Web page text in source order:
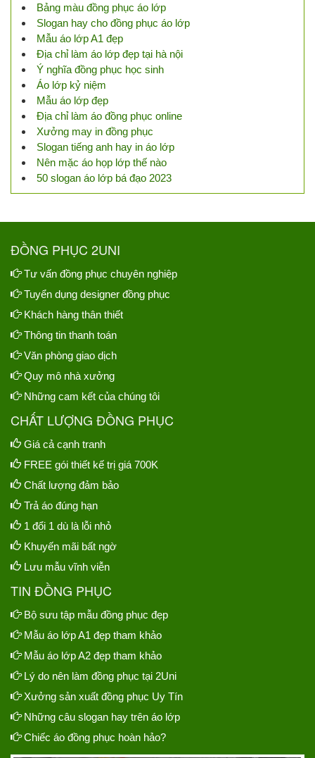
Bảng màu đồng phục áo lớp
Slogan hay cho đồng phục áo lớp
Mẫu áo lớp A1 đẹp
Địa chỉ làm áo lớp đẹp tại hà nội
Ý nghĩa đồng phục học sinh
Áo lớp kỷ niệm
Mẫu áo lớp đẹp
Địa chỉ làm áo đồng phục online
Xưởng may in đồng phục
Slogan tiếng anh hay in áo lớp
Nên mặc áo họp lớp thế nào
50 slogan áo lớp bá đạo 2023
ĐỒNG PHỤC 2UNI
Tư vấn đồng phục chuyên nghiệp
Tuyển dụng designer đồng phục
Khách hàng thân thiết
Thông tin thanh toán
Văn phòng giao dịch
Quy mô nhà xưởng
Những cam kết của chúng tôi
CHẤT LƯỢNG ĐỒNG PHỤC
Giá cả cạnh tranh
FREE gói thiết kế trị giá 700K
Chất lượng đảm bảo
Trả áo đúng hạn
1 đổi 1 dù là lỗi nhỏ
Khuyến mãi bất ngờ
Lưu mẫu vĩnh viễn
TIN ĐỒNG PHỤC
Bộ sưu tập mẫu đồng phục đẹp
Mẫu áo lớp A1 đẹp tham khảo
Mẫu áo lớp A2 đẹp tham khảo
Lý do nên làm đồng phục tại 2Uni
Xưởng sản xuất đồng phục Uy Tín
Những câu slogan hay trên áo lớp
Chiếc áo đồng phục hoàn hảo?